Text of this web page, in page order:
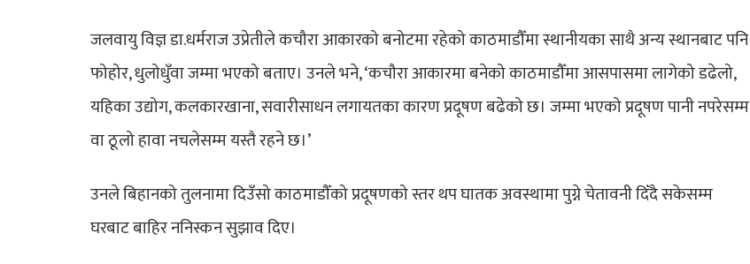
जलवायु विज्ञ डा.धर्मराज उप्रेतीले कचौरा आकारको बनोटमा रहेको काठमाडौँमा स्थानीयका साथै अन्य स्थानबाट पनि
फोहोर, धुलोधुँवा जम्मा भएको बताए। उनले भने, ‘कचौरा आकारमा बनेको काठमाडौँमा आसपासमा लागेको डढेलो,
यहिका उद्योग, कलकारखाना, सवारीसाधन लगायतका कारण प्रदूषण बढेको छ। जम्मा भएको प्रदूषण पानी नपरेसम्म
वा ठूलो हावा नचलेसम्म यस्तै रहने छ।’
उनले बिहानको तुलनामा दिउँसो काठमाडौँको प्रदूषणको स्तर थप घातक अवस्थामा पुग्ने चेतावनी दिँदै सकेसम्म
घरबाट बाहिर ननिस्कन सुझाव दिए।